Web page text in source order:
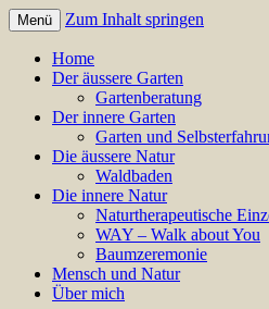
Der innere und
Garten
Menü Zum Inhalt springen
Home
Der äussere Garten
Gartenberatung
Der innere Garten
Garten und
Die äussere Natur
Waldbaden
Die innere Natur
Naturtherapeutische
WAY – Walk about You
Baumzeremonie
Mensch und Natur
Über mich